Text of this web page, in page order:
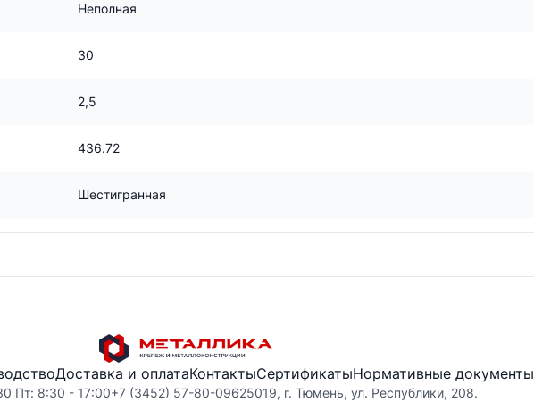
Неполная
30
2,5
436.72
Шестигранная
Доставка и оплатаКонтактыСертификатыНормативные документы
Пт: 8:30 - 17:00+7 (3452) 57-80-09625019, г. Тюмень, ул. Республики, 208.